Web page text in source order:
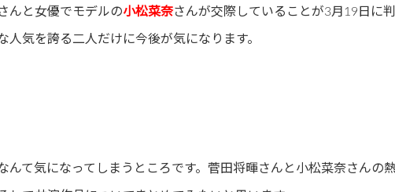
んと女優でモデルの小松菜奈さんが交際していることが3月19日に
人気を誇る二人だけに今後が気になります。
んて気になってしまうところです。菅田将暉さんと小松菜奈さんの